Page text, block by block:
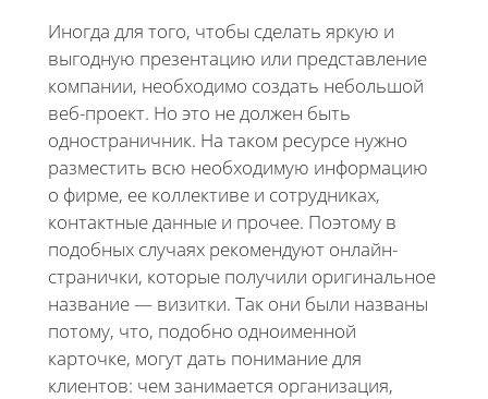
Иногда для того, чтобы сделать яркую и
выгодную презентацию или представление
компании, необходимо создать небольшой
веб-проект. Но это не должен быть
одностраничник. На таком ресурсе нужно
разместить всю необходимую информацию
о фирме, ее коллективе и сотрудниках,
контактные данные и прочее. Поэтому в
подобных случаях рекомендуют онлайн-
странички, которые получили оригинальное
название — визитки. Так они были названы
потому, что, подобно одноименной
карточке, могут дать понимание для
клиентов: чем занимается организация,